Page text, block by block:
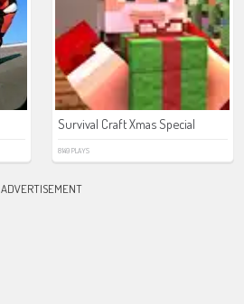
Survival Craft Xmas Special
8149 PLAYS
ADVERTISEMENT